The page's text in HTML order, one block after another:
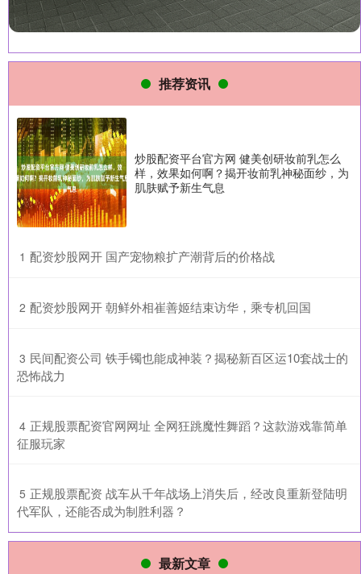
推荐资讯
炒股配资平台官方网 健美创研妆前乳怎么
样，效果如何啊？揭开妆前乳神秘面纱，为
肌肤赋予新生气息
1 ​配资炒股网开 国产宠物粮扩产潮背后的价格战
2 ​配资炒股网开 朝鲜外相崔善姬结束访华，乘专机回国
3 ​民间配资公司 铁手镯也能成神装？揭秘新百区运10套战士的
恐怖战力
4 ​正规股票配资官网网址 全网狂跳魔性舞蹈？这款游戏靠简单
征服玩家
5 ​正规股票配资 战车从千年战场上消失后，经改良重新登陆明
代军队，还能否成为制胜利器？
最新文章